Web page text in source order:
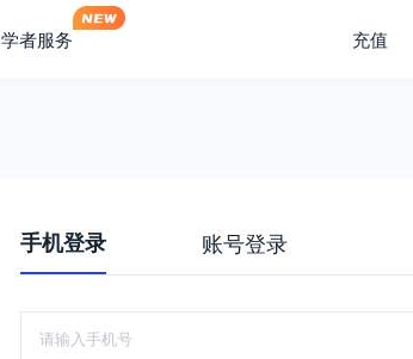
学者服务 充值
手机登录 账号登录